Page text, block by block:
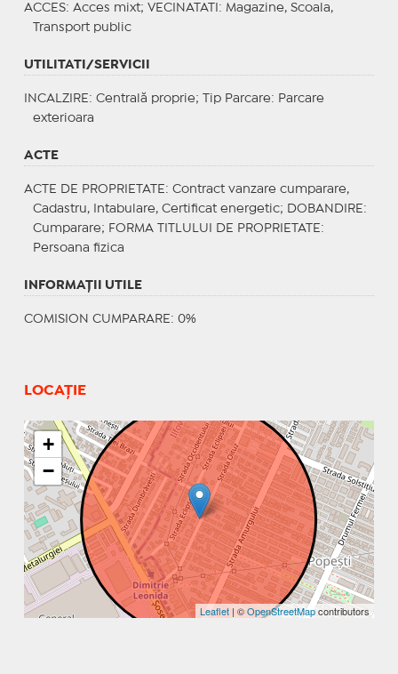
ACCES: Acces mixt; VECINATATI : Magazine, Scoala,
Transport public
UTILITATI/SERVICII
INCALZIRE : Centrală proprie; Tip Parcare: Parcare
exterioara
ACTE
ACTE DE PROPRIETATE : Contract vanzare cumparare,
Cadastru, Intabulare, Certificat energetic;
DOBANDIRE :
Cumparare; FORMA TITLULUI DE PROPRIETATE :
Persoana fizica
INFORMAŢII UTILE
COMISION CUMPARARE: 0%
LOCAȚIE
+
−
Leaflet | ©OpenStreetMapcontributors